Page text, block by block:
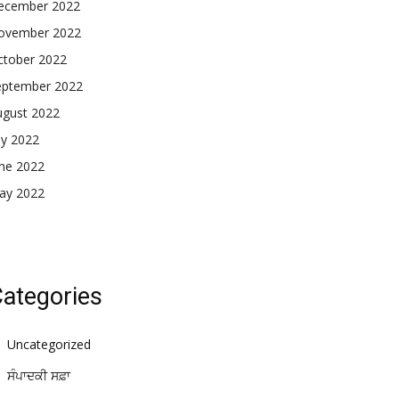
2022
2022
2022
2022
2022
2022
2022
2022
Uncategorized
ਸੰਪਾਦਕੀ ਸਫ਼ਾ